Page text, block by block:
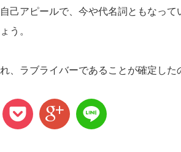
己アピールで、今や代名詞ともなって
う。
、ラブライバーであることが確定した